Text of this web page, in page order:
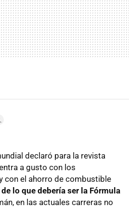
declaró para la revista
a gusto con los
con el ahorro de combustible
lo que debería ser la Fórmula
en las actuales carreras no